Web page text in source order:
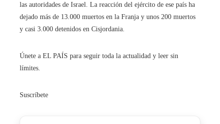
las autoridades de Israel. La reacción del ejército de ese país ha
dejado más de 13.000 muertos en la Franja y unos 200 muertos
y casi 3.000 detenidos en Cisjordania.
Únete a EL PAÍS para seguir toda la actualidad y leer sin
límites.
Suscríbete